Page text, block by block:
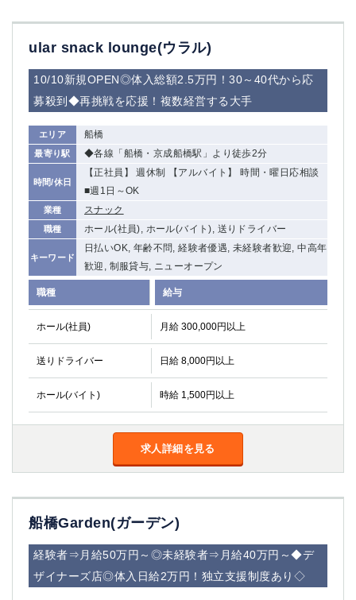
ular snack lounge(ウラル)
10/10新規OPEN◎体入総額2.5万円！30～40代から応
募殺到◆再挑戦を応援！複数経営する大手
エリア 船橋
最寄り駅 ◆各線「船橋・京成船橋駅」より徒歩2分
時間/休日
【正社員】 週休制 【アルバイト】 時間・曜日応相談
■週1日～OK
業種 スナック
職種 ホール(社員), ホール(バイト), 送りドライバー
キーワード
日払いOK, 年齢不問, 経験者優遇, 未経験者歓迎, 中高年
歓迎, 制服貸与, ニューオープン
職種 給与
ホール(社員) 月給 300,000円以上
送りドライバー 日給 8,000円以上
ホール(バイト) 時給 1,500円以上
求人詳細を見る
船橋Garden(ガーデン)
経験者⇒月給50万円～◎未経験者⇒月給40万円～◆デ
ザイナーズ店◎体入日給2万円！独立支援制度あり◇